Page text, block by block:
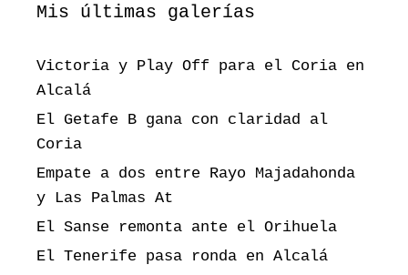
Mis últimas galerías
Victoria y Play Off para el Coria en
Alcalá
El Getafe B gana con claridad al
Coria
Empate a dos entre Rayo Majadahonda
y Las Palmas At
El Sanse remonta ante el Orihuela
El Tenerife pasa ronda en Alcalá